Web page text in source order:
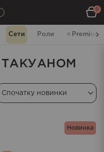
0
Сети Роли ⭐️ Premium
ТАКУАНОМ
Новинка